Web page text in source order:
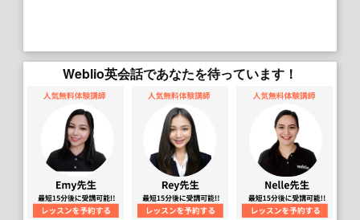
Weblio英会話であなたを待っています！